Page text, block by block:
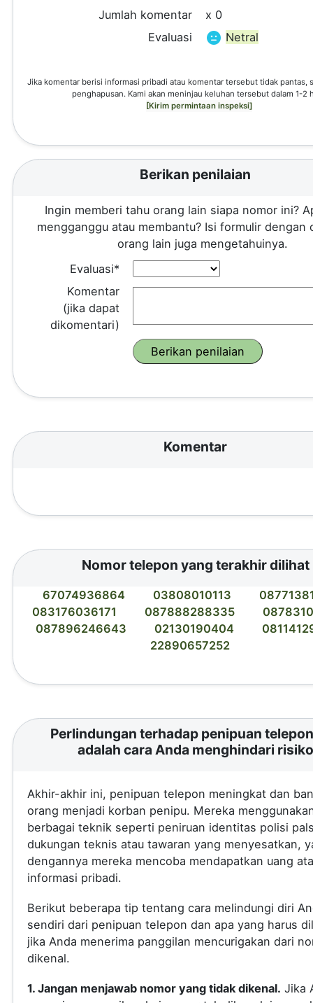
Jumlah komentar
x 0
Evaluasi
Netral
Jika komentar berisi informasi pribadi atau komentar tersebut tidak pantas,
penghapusan. Kami akan meninjau keluhan tersebut dalam 1-2
[Kirim permintaan inspeksi]
Berikan penilaian
Ingin memberi tahu orang lain siapa nomor ini?
mengganggu atau membantu? Isi formulir dengan
orang lain juga mengetahuinya.
Evaluasi*
Komentar
(jika dapat
dikomentari)
Komentar
Nomor telepon yang terakhir dilihat
67074936864 03808010113
083176036171
087888288335
087896246643
02130190404
22890657252
Perlindungan terhadap penipuan
adalah cara Anda menghindari risiko
Akhir-akhir ini, penipuan telepon meningkat dan
orang menjadi korban penipu. Mereka
berbagai teknik seperti peniruan identitas polisi
dukungan teknis atau tawaran yang menyesatkan,
dengannya mereka mencoba mendapatkan uang
informasi pribadi.
Berikut beberapa tip tentang cara melindungi diri
sendiri dari penipuan telepon dan apa yang harus
jika Anda menerima panggilan mencurigakan dari
dikenal.
1. Jangan menjawab nomor yang tidak dikenal. Jika